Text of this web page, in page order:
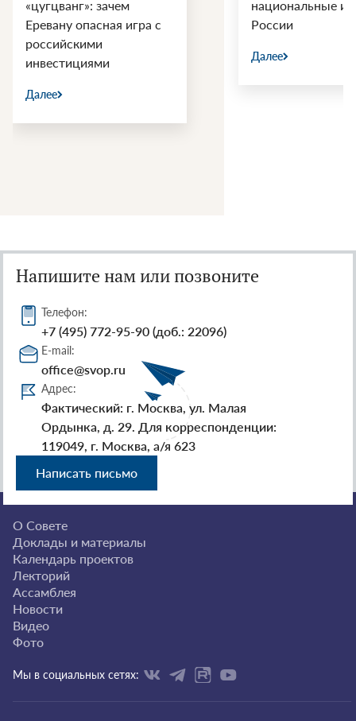
«цугцванг»: зачем
Еревану опасная игра с
российскими
инвестициями
Далее
национальные
России
Далее
Напишите нам или позвоните
Телефон:
+7 (495) 772-95-90 (доб.: 22096)
E-mail:
office@svop.ru
Адрес:
Фактический: г. Москва, ул. Малая
Ордынка, д. 29. Для корреспонденции:
119049, г. Москва, а/я 623
Написать письмо
О Совете
Доклады и материалы
Календарь проектов
Лекторий
Ассамблея
Новости
Видео
Фото
Мы в социальных сетях: